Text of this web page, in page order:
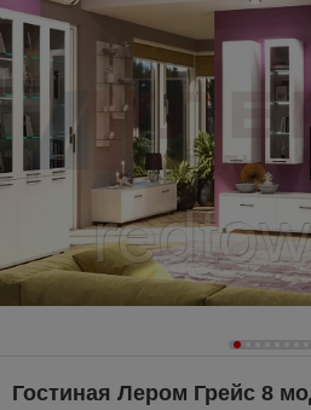
Гостиная Лером Грейс 8